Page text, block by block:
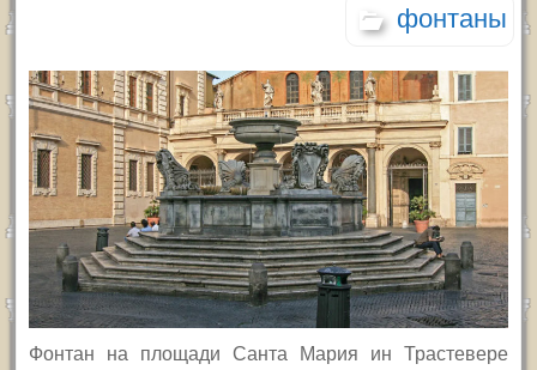
фонтаны
Фонтан на площади Санта Мария ин Трастевере